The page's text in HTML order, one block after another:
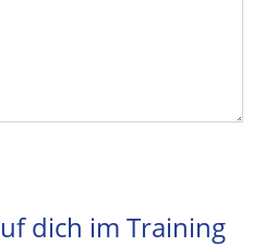
dich im Training